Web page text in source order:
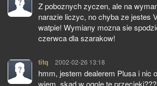
Z poboznych zyczen, ale na
narazie liczyc, no chyba ze jestes
watpie! Wymiany mozna sie
czerwca dla szarakow!
titq pisze:
2002-02-26 13:18
hmm, jestem dealerem Plusa i nic
wiem, skad w ogole te